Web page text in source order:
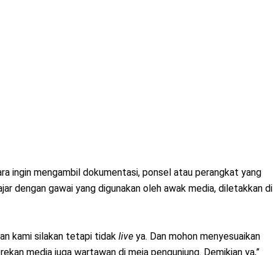
ingin mengambil dokumentasi, ponsel atau perangkat yang
dengan gawai yang digunakan oleh awak media, diletakkan di
kami silakan tetapi tidak live ya. Dan mohon menyesuaikan
media juga wartawan di meja pengunjung. Demikian ya,”